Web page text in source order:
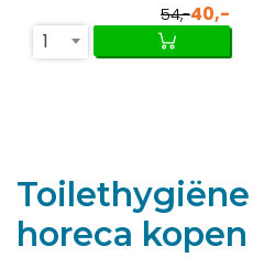
54,-40,-
1
horeca kopen